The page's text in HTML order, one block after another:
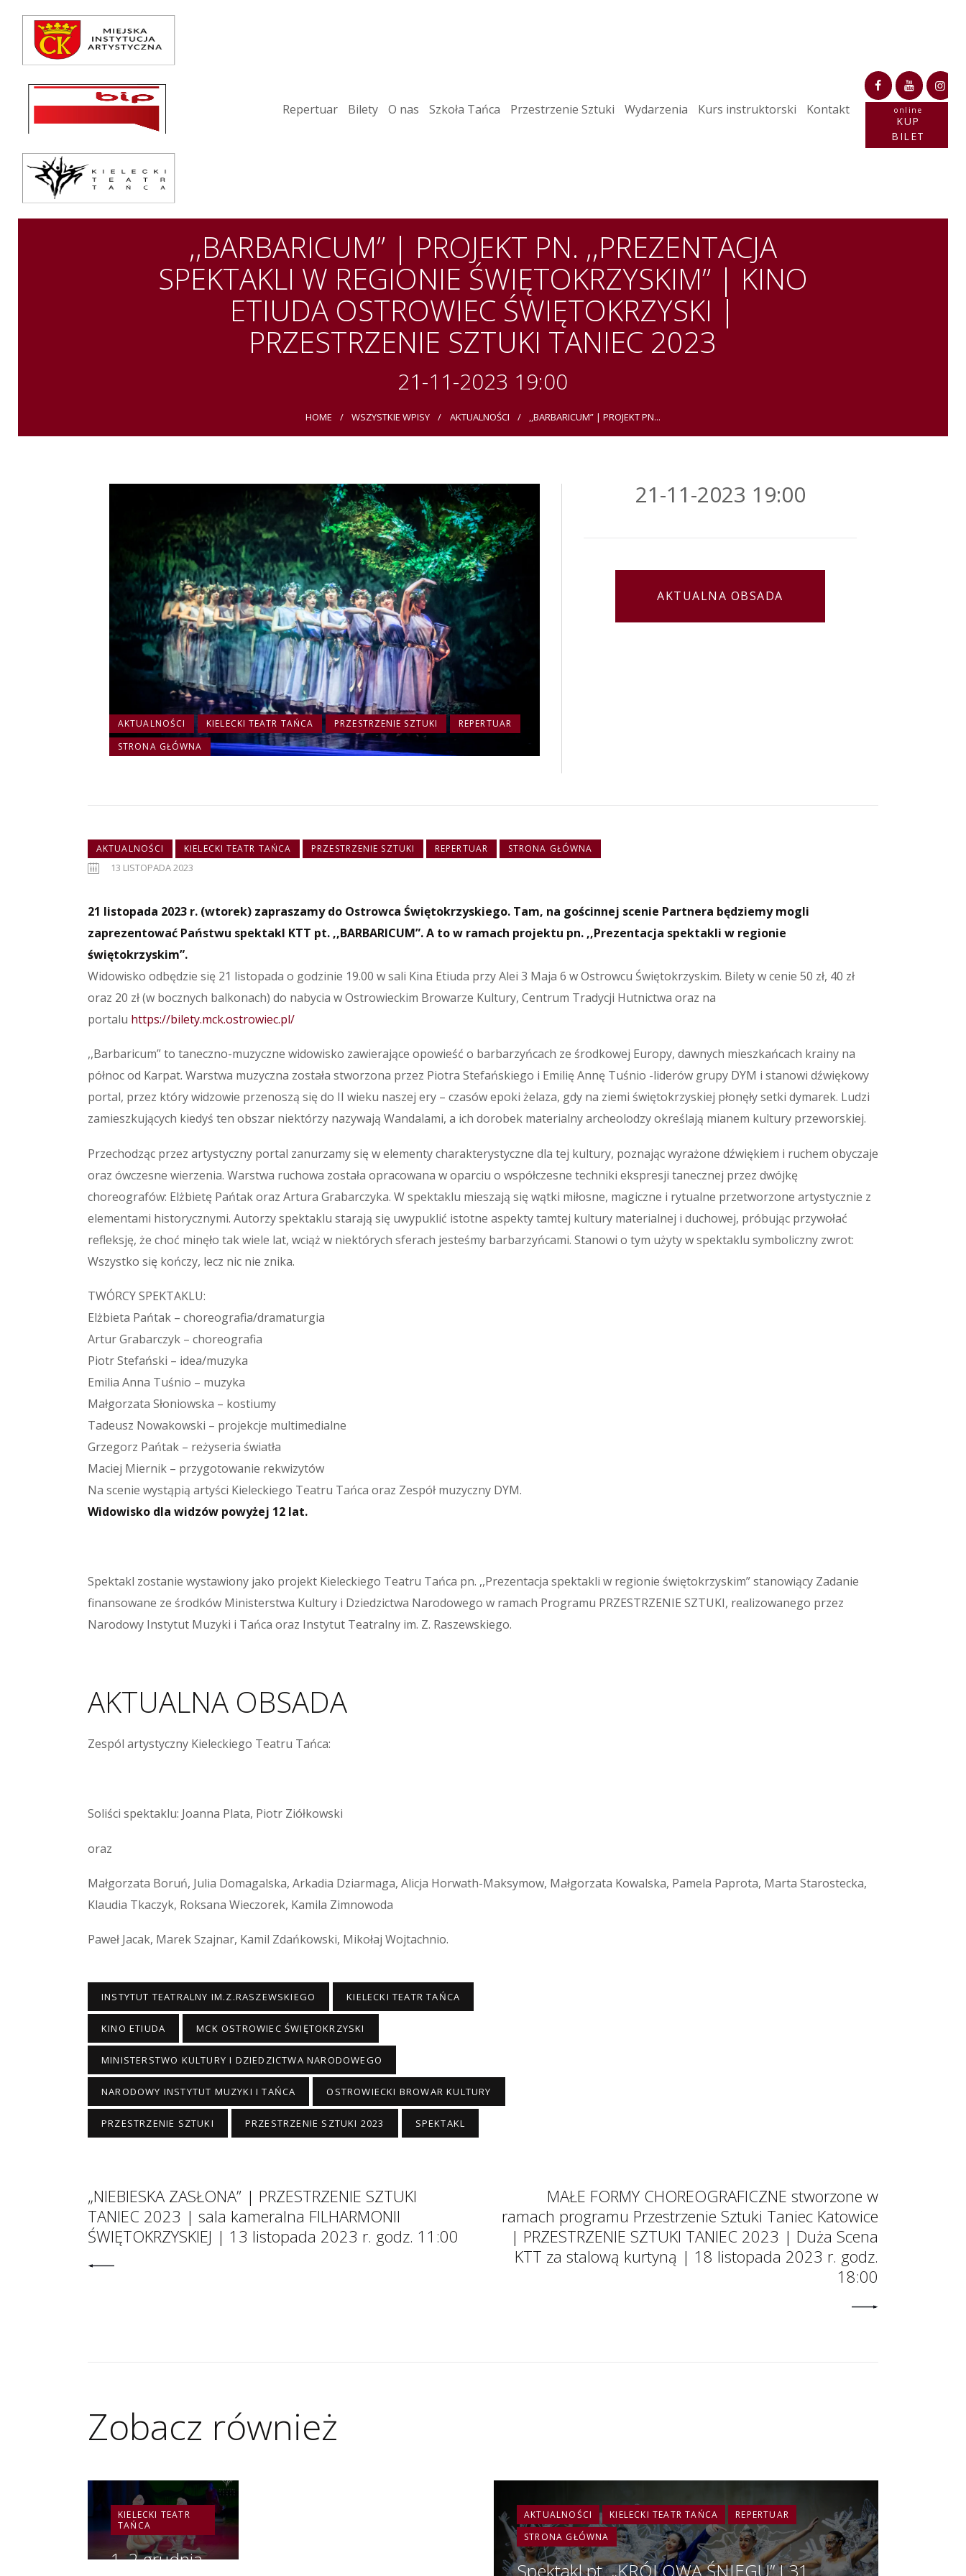
Repertuar Bilety O nas Szkoła Tańca Przestrzenie Sztuki Wydarzenia Kurs instruktorski Kontakt online
KUP
BILET
,,BARBARICUM” | PROJEKT PN. ,,PREZENTACJA
SPEKTAKLI W REGIONIE ŚWIĘTOKRZYSKIM” | KINO
ETIUDA OSTROWIEC ŚWIĘTOKRZYSKI |
PRZESTRZENIE SZTUKI TANIEC 2023
21-11-2023 19:00
HOME WSZYSTKIE WPISY AKTUALNOŚCI ,,BARBARICUM” | PROJEKT PN...
Repertuar
Teatr / Zespół
Szkoła
Przestrzenie Sztuki
Warsztaty
Festiwal
AKTUALNOŚCI KIELECKI TEATR TAŃCA PRZESTRZENIE SZTUKI
REPERTUAR
STRONA GŁÓWNA
21-11-2023 19:00
AKTUALNA OBSADA
AKTUALNOŚCI KIELECKI TEATR TAŃCA PRZESTRZENIE SZTUKI REPERTUAR STRONA GŁÓWNA
13 LISTOPADA 2023
21 listopada 2023 r. (wtorek) zapraszamy do Ostrowca Świętokrzyskiego. Tam, na gościnnej scenie Partnera będziemy mogli
zaprezentować Państwu spektakl KTT pt. ,,BARBARICUM”. A to w ramach projektu pn. ,,Prezentacja spektakli w regionie
świętokrzyskim”.
Widowisko odbędzie się 21 listopada o godzinie 19.00 w sali Kina Etiuda przy Alei 3 Maja 6 w Ostrowcu Świętokrzyskim. Bilety w cenie 50 zł, 40 zł
oraz 20 zł (w bocznych balkonach) do nabycia w Ostrowieckim Browarze Kultury, Centrum Tradycji Hutnictwa oraz na
portalu https://bilety.mck.ostrowiec.pl/
,,Barbaricum” to taneczno-muzyczne widowisko zawierające opowieść o barbarzyńcach ze środkowej Europy, dawnych mieszkańcach krainy na
północ od Karpat. Warstwa muzyczna została stworzona przez Piotra Stefańskiego i Emilię Annę Tuśnio -liderów grupy DYM i stanowi dźwiękowy
portal, przez który widzowie przenoszą się do II wieku naszej ery – czasów epoki żelaza, gdy na ziemi świętokrzyskiej płonęły setki dymarek. Ludzi
zamieszkujących kiedyś ten obszar niektórzy nazywają Wandalami, a ich dorobek materialny archeolodzy określają mianem kultury przeworskiej.
Przechodząc przez artystyczny portal zanurzamy się w elementy charakterystyczne dla tej kultury, poznając wyrażone dźwiękiem i ruchem obyczaje
oraz ówczesne wierzenia. Warstwa ruchowa została opracowana w oparciu o współczesne techniki ekspresji tanecznej przez dwójkę
choreografów: Elżbietę Pańtak oraz Artura Grabarczyka. W spektaklu mieszają się wątki miłosne, magiczne i rytualne przetworzone artystycznie z
elementami historycznymi. Autorzy spektaklu starają się uwypuklić istotne aspekty tamtej kultury materialnej i duchowej, próbując przywołać
refleksję, że choć minęło tak wiele lat, wciąż w niektórych sferach jesteśmy barbarzyńcami. Stanowi o tym użyty w spektaklu symboliczny zwrot:
Wszystko się kończy, lecz nic nie znika.
TWÓRCY SPEKTAKLU:
Elżbieta Pańtak – choreografia/dramaturgia
Artur Grabarczyk – choreografia
Piotr Stefański – idea/muzyka
Emilia Anna Tuśnio – muzyka
Małgorzata Słoniowska – kostiumy
Tadeusz Nowakowski – projekcje multimedialne
Grzegorz Pańtak – reżyseria światła
Maciej Miernik – przygotowanie rekwizytów
Na scenie wystąpią artyści Kieleckiego Teatru Tańca oraz Zespół muzyczny DYM.
Widowisko dla widzów powyżej 12 lat.
Spektakl zostanie wystawiony jako projekt Kieleckiego Teatru Tańca pn. ,,Prezentacja spektakli w regionie świętokrzyskim” stanowiący Zadanie
finansowane ze środków Ministerstwa Kultury i Dziedzictwa Narodowego w ramach Programu PRZESTRZENIE SZTUKI, realizowanego przez
Narodowy Instytut Muzyki i Tańca oraz Instytut Teatralny im. Z. Raszewskiego.
AKTUALNA OBSADA
Zespól artystyczny Kieleckiego Teatru Tańca:
Soliści spektaklu: Joanna Plata, Piotr Ziółkowski
oraz
Małgorzata Boruń, Julia Domagalska, Arkadia Dziarmaga, Alicja Horwath-Maksymow, Małgorzata Kowalska, Pamela Paprota, Marta Starostecka,
Klaudia Tkaczyk, Roksana Wieczorek, Kamila Zimnowoda
Paweł Jacak, Marek Szajnar, Kamil Zdańkowski, Mikołaj Wojtachnio.
INSTYTUT TEATRALNY IM.Z.RASZEWSKIEGO KIELECKI TEATR TAŃCA
KINO ETIUDA MCK OSTROWIEC ŚWIĘTOKRZYSKI
MINISTERSTWO KULTURY I DZIEDZICTWA NARODOWEGO
NARODOWY INSTYTUT MUZYKI I TAŃCA OSTROWIECKI BROWAR KULTURY
PRZESTRZENIE SZTUKI PRZESTRZENIE SZTUKI 2023 SPEKTAKL
„NIEBIESKA ZASŁONA” | PRZESTRZENIE SZTUKI
TANIEC 2023 | sala kameralna FILHARMONII
ŚWIĘTOKRZYSKIEJ | 13 listopada 2023 r. godz. 11:00
MAŁE FORMY CHOREOGRAFICZNE stworzone w
ramach programu Przestrzenie Sztuki Taniec Katowice
| PRZESTRZENIE SZTUKI TANIEC 2023 | Duża Scena
KTT za stalową kurtyną | 18 listopada 2023 r. godz.
18:00
Zobacz również
KIELECKI TEATR
TAŃCA
1, 2 grudnia
AKTUALNOŚCI KIELECKI TEATR TAŃCA
REPERTUAR
STRONA GŁÓWNA
Spektakl pt. „KRÓLOWA ŚNIEGU” I 31